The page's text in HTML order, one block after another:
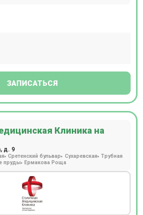
ЗАПИСАТЬСЯ
Клиника на
д. 9
Сретенский бульвар Сухаревская
Трубная
пруды Ермакова Роща